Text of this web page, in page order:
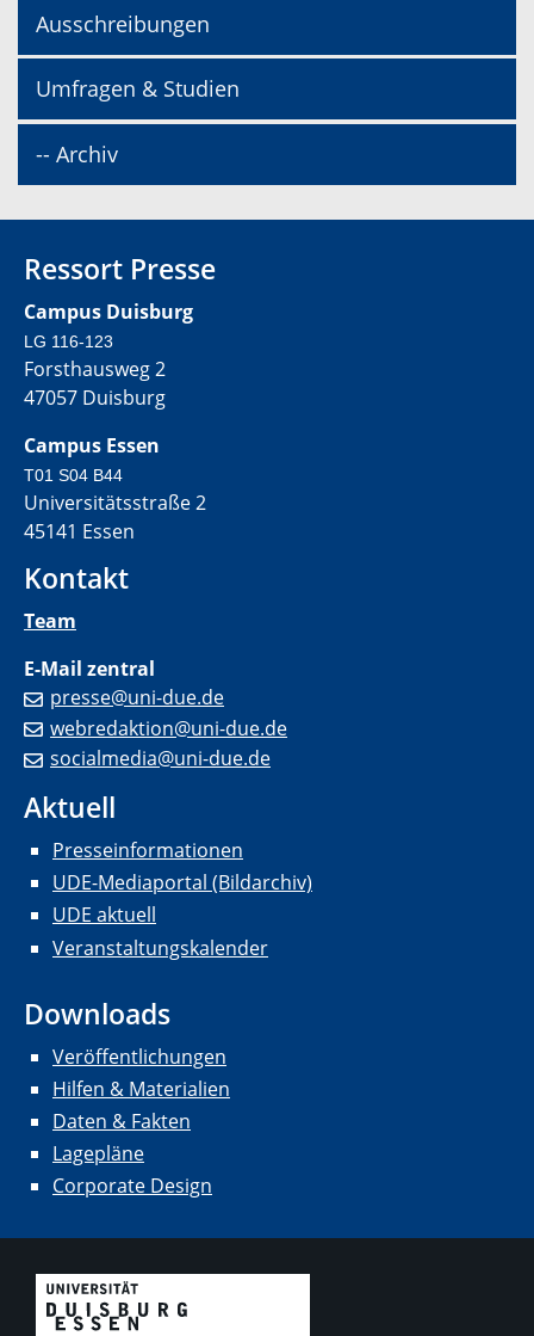
Ausschreibungen
Umfragen & Studien
-- Archiv
Ressort Presse
Campus Duisburg
LG 116-123
Forsthausweg 2
47057 Duisburg
Campus Essen
T01 S04 B44
Universitätsstraße 2
45141 Essen
Kontakt
Team
E-Mail zentral
presse@uni-due.de
webredaktion@uni-due.de
socialmedia@uni-due.de
Aktuell
Presseinformationen
UDE-Mediaportal (Bildarchiv)
UDE aktuell
Veranstaltungskalender
Downloads
Veröffentlichungen
Hilfen & Materialien
Daten & Fakten
Lagepläne
Corporate Design